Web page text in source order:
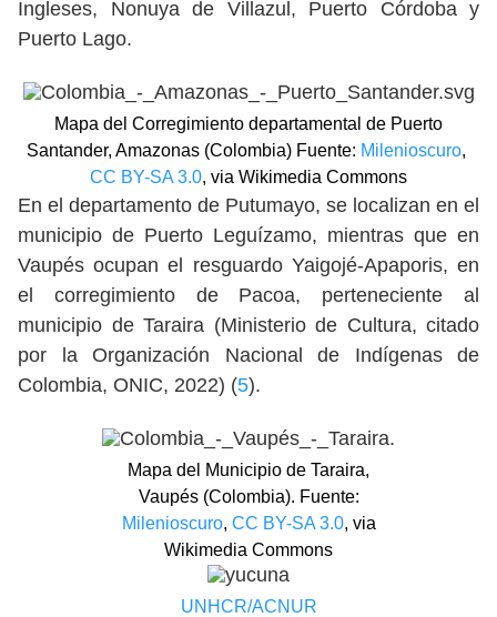
Ingleses, Nonuya de Villazul, Puerto Córdoba y
Puerto Lago.
Mapa del Corregimiento departamental de Puerto
Santander, Amazonas (Colombia) Fuente: Milenioscuro,
CC BY-SA 3.0, via Wikimedia Commons
En el departamento de Putumayo, se localizan en el
municipio de Puerto Leguízamo, mientras que en
Vaupés ocupan el resguardo Yaigojé-Apaporis, en
el corregimiento de Pacoa, perteneciente al
municipio de Taraira (Ministerio de Cultura, citado
por la Organización Nacional de Indígenas de
Colombia, ONIC, 2022) (5).
Mapa del Municipio de Taraira,
Vaupés (Colombia). Fuente:
Milenioscuro, CC BY-SA 3.0, via
Wikimedia Commons
UNHCR/ACNUR